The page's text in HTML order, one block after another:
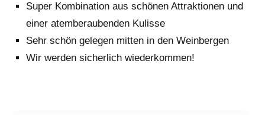
Super Kombination aus schönen Attraktionen und
einer atemberaubenden Kulisse
Sehr schön gelegen mitten in den Weinbergen
Wir werden sicherlich wiederkommen!